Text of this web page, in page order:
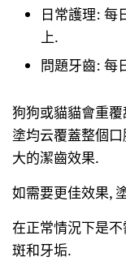
日常護理: 每
上.
問題牙齒: 每
狗狗或貓貓會重
塗均云覆蓋整個
大的潔齒效果.
如需要更佳效果,
在正常情況下是
斑和牙垢.